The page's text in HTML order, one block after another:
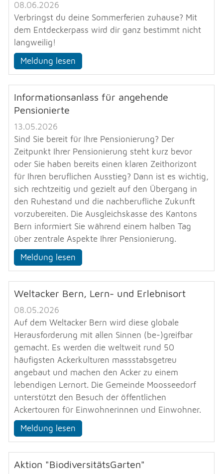
08.06.2026
Verbringst du deine Sommer­ferien zuhause? Mit
dem Entdeckerpass wird dir ganz bestimmt nicht
langweilig!
Meldung lesen
Informationsanlass für angehende
Pensionierte
13.05.2026
Sind Sie bereit für Ihre Pensionierung? Der
Zeitpunkt Ihrer Pensionierung steht kurz bevor
oder Sie haben bereits einen klaren Zeithorizont
für Ihren beruflichen Ausstieg? Dann ist es wichtig,
sich rechtzeitig und gezielt auf den Übergang in
den Ruhestand und die nachberufliche Zukunft
vorzubereiten. Die Ausgleichskasse des Kantons
Bern informiert Sie während einem halben Tag
über zentrale Aspekte Ihrer Pensionierung.
Meldung lesen
Weltacker Bern, Lern- und Erlebnisort
08.05.2026
Auf dem Weltacker Bern wird diese globale
Herausforderung mit allen Sinnen (be-)greifbar
gemacht. Es werden die weltweit rund 50
häufigsten Ackerkulturen massstabsgetreu
angebaut und machen den Acker zu einem
lebendigen Lernort. Die Gemeinde Moosseedorf
unterstützt den Besuch der öffentlichen
Ackertouren für Einwohnerinnen und Einwohner.
Meldung lesen
Aktion "BiodiversitätsGarten"